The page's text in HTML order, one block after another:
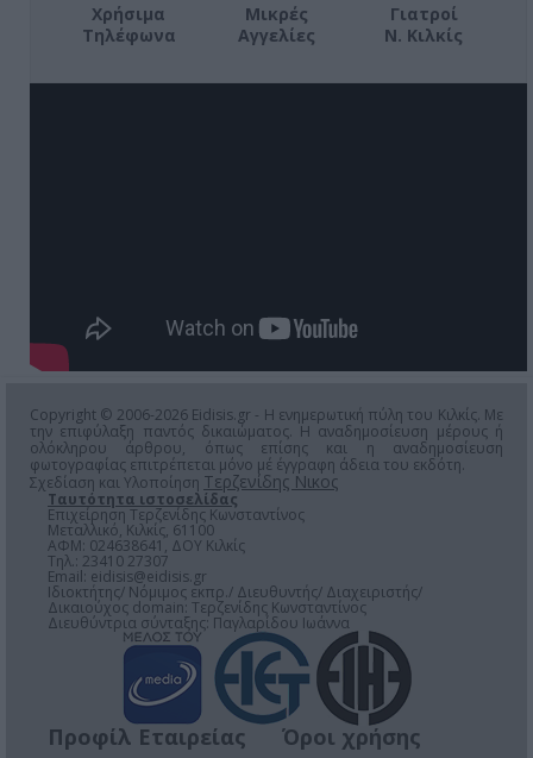
Χρήσιμα
Τηλέφωνα
Μικρές
Αγγελίες
Γιατροί
Ν. Κιλκίς
Copyright © 2006-2026 Eidisis.gr - Η ενημερωτική πύλη του Κιλκίς. Με
την επιφύλαξη παντός δικαιώματος. Η αναδημοσίευση μέρους ή
ολόκληρου άρθρου, όπως επίσης και η αναδημοσίευση
φωτογραφίας επιτρέπεται μόνο μέ έγγραφη άδεια του εκδότη.
Σχεδίαση και Υλοποίηση Τερζενίδης Νικος
Ταυτότητα ιστοσελίδας
Επιχείρηση Τερζενίδης Κωνσταντίνος
Μεταλλικό, Κιλκίς, 61100
ΑΦΜ: 024638641, ΔΟΥ Κιλκίς
Τηλ.: 23410 27307
Email: eidisis@eidisis.gr
Ιδιοκτήτης/ Νόμιμος εκπρ./ Διευθυντής/ Διαχειριστής/
Δικαιούχος domain: Τερζενίδης Κωνσταντίνος
Διευθύντρια σύνταξης: Παγλαρίδου Ιωάννα
Προφίλ Εταιρείας Όροι χρήσης